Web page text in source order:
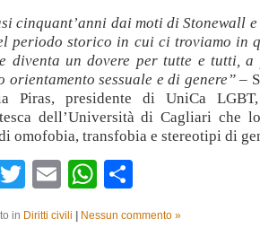
cinquant’anni dai moti di Stonewall
periodo storico in cui ci troviamo in
diventa un dovere per tutte e tutti, a
orientamento sessuale e di genere”–
Piras, presidente di UniCa LGBT,
dell’Università di Cagliari che
omofobia, transfobia e stereotipi di
Facebook
TwitterEmailWhatsApp
in Diritti civili Nessun commento »